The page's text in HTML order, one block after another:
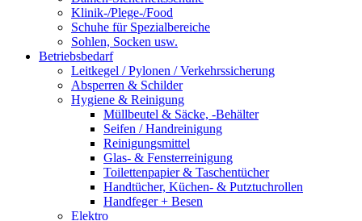
Klinik-/Plege-/Food
Schuhe für Spezialbereiche
Sohlen, Socken usw.
Betriebsbedarf
Leitkegel / Pylonen / Verkehrssicherung
Absperren & Schilder
Hygiene & Reinigung
Müllbeutel & Säcke, -Behälter
Seifen / Handreinigung
Reinigungsmittel
Glas- & Fensterreinigung
Toilettenpapier & Taschentücher
Handtücher, Küchen- & Putztuchrollen
Handfeger + Besen
Elektro